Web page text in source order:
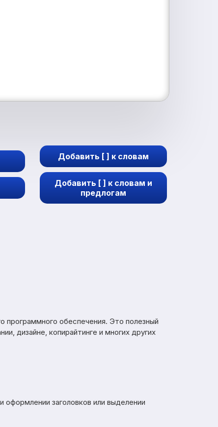
Добавить [ ] к словам
Добавить [ ] к словам и
предлогам
программного обеспечения. Это полезный
дизайне, копирайтинге и многих других
заголовков или выделении